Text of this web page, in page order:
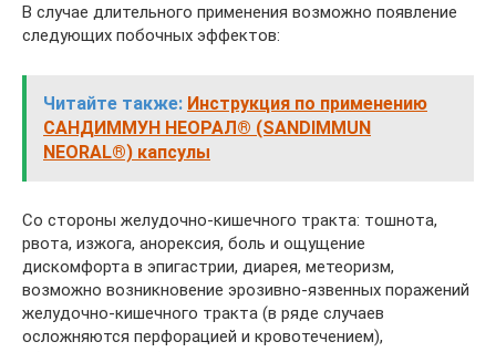
В случае длительного применения возможно появление
следующих побочных эффектов:
Читайте также: Инструкция по применению
САНДИММУН НЕОРАЛ® (SANDIMMUN
NEORAL®) капсулы
Со стороны желудочно-кишечного тракта: тошнота,
рвота, изжога, анорексия, боль и ощущение
дискомфорта в эпигастрии, диарея, метеоризм,
возможно возникновение эрозивно-язвенных поражений
желудочно-кишечного тракта (в ряде случаев
осложняются перфорацией и кровотечением),